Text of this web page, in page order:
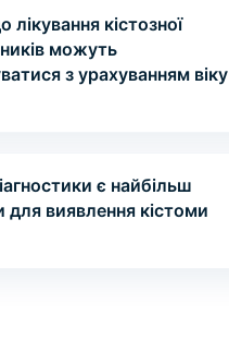
лікування кістозної
можуть
з урахуванням віку
є найбільш
виявлення кістоми